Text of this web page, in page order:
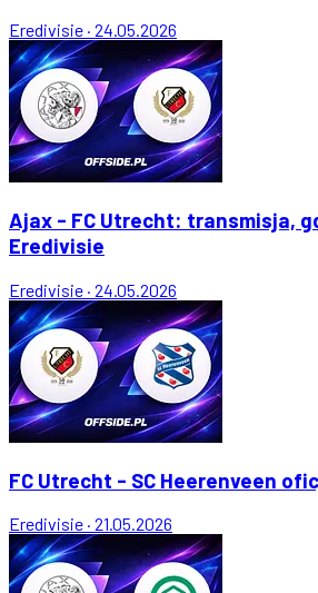
Eredivisie · 24.05.2026
Ajax - FC Utrecht: transmisja,
Eredivisie
Eredivisie · 24.05.2026
FC Utrecht - SC Heerenveen
Eredivisie · 21.05.2026